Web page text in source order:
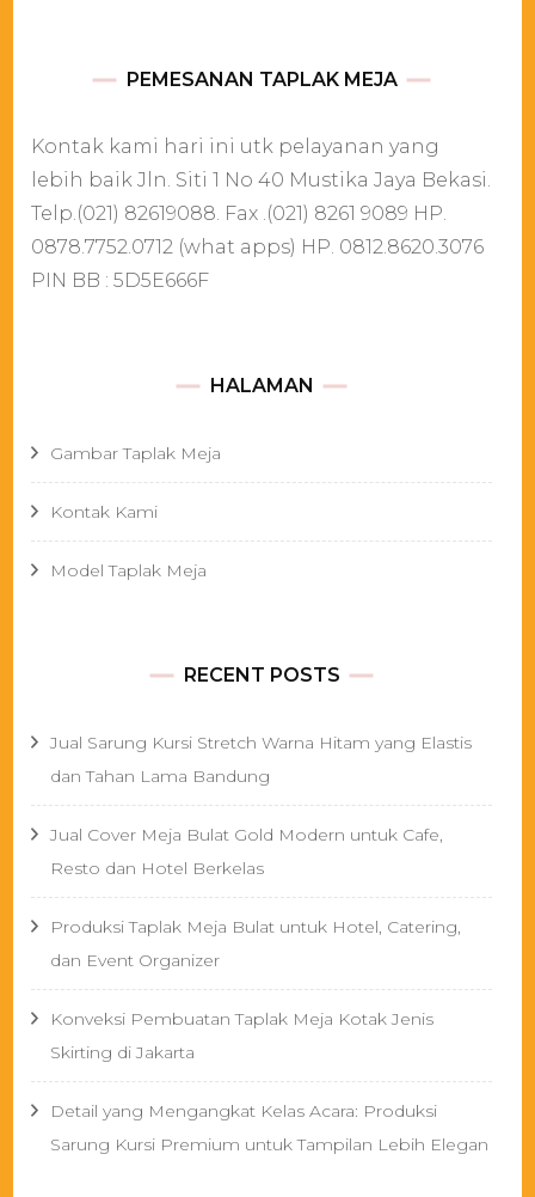
PEMESANAN TAPLAK MEJA
Kontak kami hari ini utk pelayanan yang
lebih baik Jln. Siti 1 No 40 Mustika Jaya Bekasi.
Telp.(021) 82619088. Fax .(021) 8261 9089 HP.
0878.7752.0712 (what apps) HP. 0812.8620.3076
PIN BB : 5D5E666F
HALAMAN
Gambar Taplak Meja
Kontak Kami
Model Taplak Meja
RECENT POSTS
Jual Sarung Kursi Stretch Warna Hitam yang Elastis
dan Tahan Lama Bandung
Jual Cover Meja Bulat Gold Modern untuk Cafe,
Resto dan Hotel Berkelas
Produksi Taplak Meja Bulat untuk Hotel, Catering,
dan Event Organizer
Konveksi Pembuatan Taplak Meja Kotak Jenis
Skirting di Jakarta
Detail yang Mengangkat Kelas Acara: Produksi
Sarung Kursi Premium untuk Tampilan Lebih Elegan